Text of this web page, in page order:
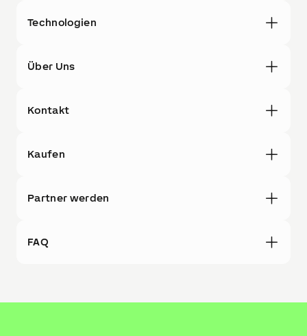
Technologien
Über Uns
Kontakt
Kaufen
Partner werden
FAQ